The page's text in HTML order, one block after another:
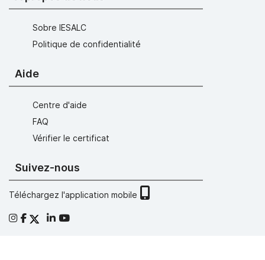
Sobre IESALC
Politique de confidentialité
Aide
Centre d'aide
FAQ
Vérifier le certificat
Suivez-nous
Téléchargez l'application mobile